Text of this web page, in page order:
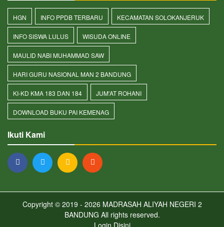
HGN INFO PPDB TERBARU KECAMATAN SOLOKANJERUK
INFO SISWA LULUS WISUDA ONLINE
MAULID NABI MUHAMMAD SAW
HARI GURU NASIONAL MAN 2 BANDUNG
KI-KD KMA 183 DAN 184 JUM'AT ROHANI
DOWNLOAD BUKU PAI KEMENAG
Ikuti Kami
Copyright © 2019 - 2026 MADRASAH ALIYAH NEGERI 2
BANDUNG All rights reserved.
Login Disini